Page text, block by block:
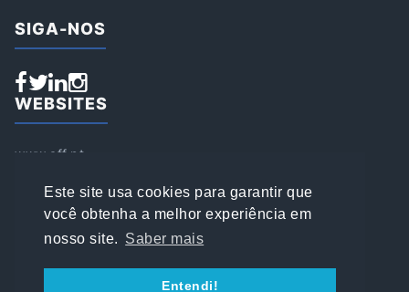
Este site usa cookies para garantir que
você obtenha a melhor experiência em
nosso site. Saber mais
Entendi!
SIGA-NOS
WEBSITES
www.aff.pt
www.loja.affsports.pt
PESQUISAR